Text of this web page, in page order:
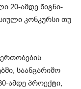
20-ამდე წიგნი-
კონკურსი თუ
საანგარიშო
ამდე პროექტი,